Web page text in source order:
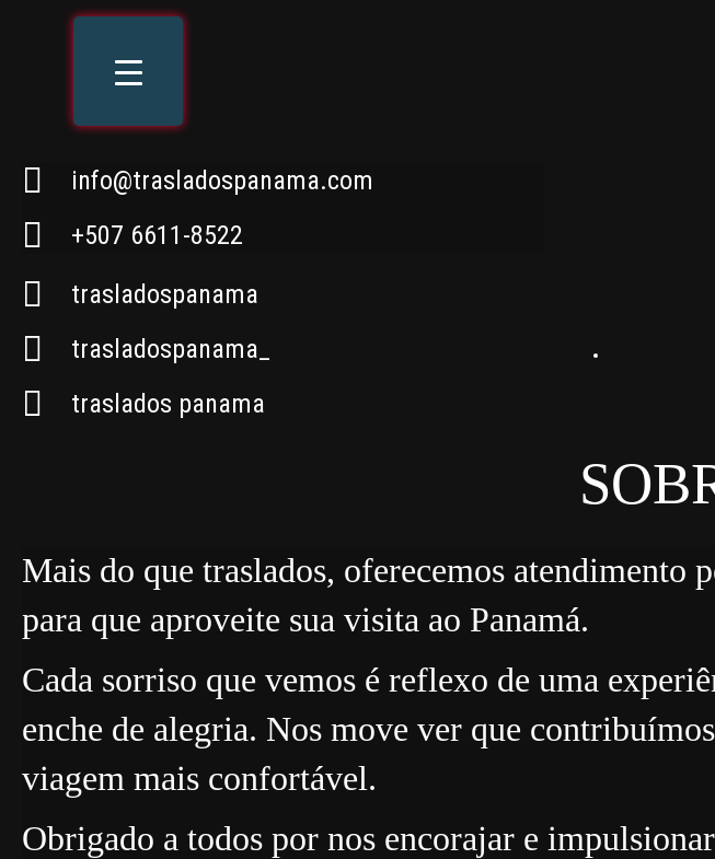
info@trasladospanama.com
+507 6611-8522
trasladospanama
trasladospanama_
traslados panama
Mais do que traslados, oferecemos atendimento
para que aproveite sua visita ao Panamá.
Cada sorriso que vemos é reflexo de uma
enche de alegria. Nos move ver que
viagem mais confortável.
Obrigado a todos por nos encorajar e